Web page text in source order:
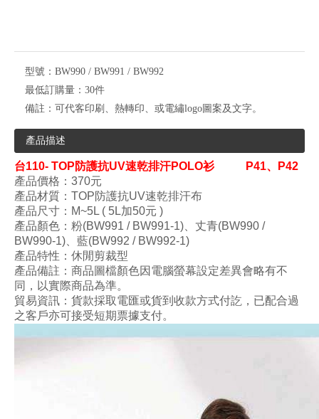
型號： BW990 / BW991 / BW992
最低訂購量： 30件
備註： 可代客印刷、熱轉印、或電繡logo圖案及文字。
產品描述
台110- TOP防護抗UV速乾排汗POLO衫 P41、P42
產品價格：370元
產品材質：TOP防護抗UV速乾排汗布
產品尺寸 ：M~5L ( 5L加50元 )
產品顏色：粉(BW991 / BW991-1) 、丈青(BW990 /
BW990-1)、藍(BW992 / BW992-1)
產品特性：休閒剪裁型
產品備註：商品圖檔顏色因電腦螢幕設定差異會略有不
同，以實際商品為準。
貿易資訊：貨款採取電匯或貨到收款方式付訖，已配合過
之客戶亦可接受短期票據支付。